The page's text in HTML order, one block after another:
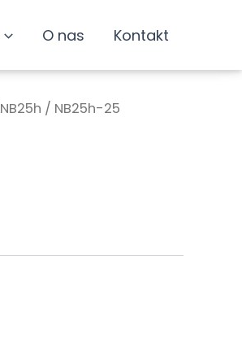
O nas Kontakt
NB25h / NB25h-25